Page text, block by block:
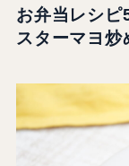
お弁当レシ
スターマヨ炒